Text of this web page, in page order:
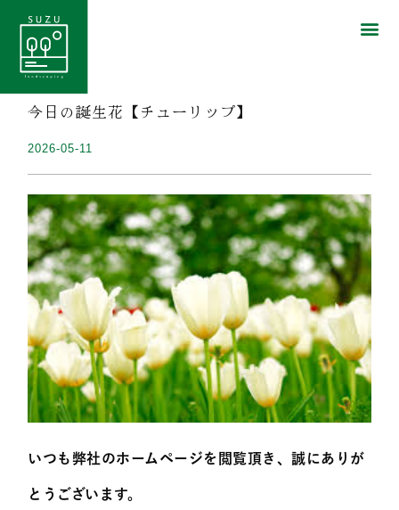
今日の誕生花【チューリップ】
2026-05-11
いつも弊社のホームページを閲覧頂き、誠にありが
とうございます。